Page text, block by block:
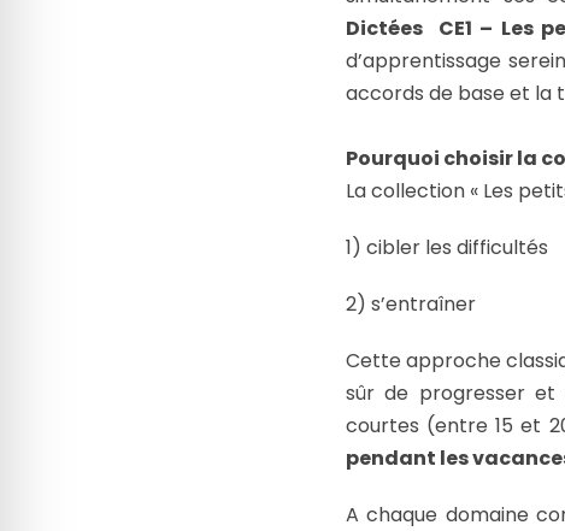
Dictées CE1 – Les
d’apprentissage
accords de base et la
Pourquoi choisir la
La collection « Les
1) cibler les difficultés
2) s’entraîner
Cette approche
sûr de progresser et
courtes (entre 15 et
pendant les
A chaque domaine